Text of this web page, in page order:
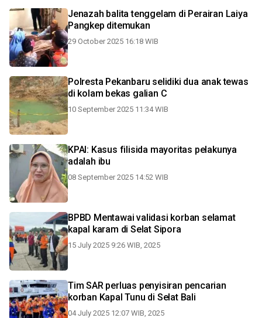
Jenazah balita tenggelam di Perairan Laiya
Pangkep ditemukan
29 October 2025 16:18 WIB
Polresta Pekanbaru selidiki dua anak tewas
di kolam bekas galian C
10 September 2025 11:34 WIB
KPAI: Kasus filisida mayoritas pelakunya
adalah ibu
08 September 2025 14:52 WIB
BPBD Mentawai validasi korban selamat
kapal karam di Selat Sipora
15 July 2025 9:26 WIB, 2025
Tim SAR perluas penyisiran pencarian
korban Kapal Tunu di Selat Bali
04 July 2025 12:07 WIB, 2025